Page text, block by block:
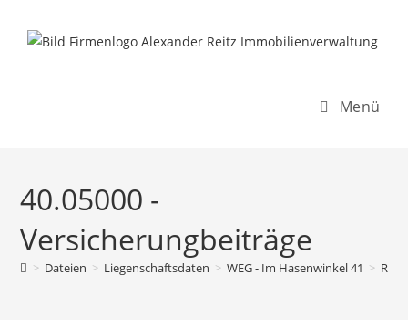
Inhalt
Menü
40.05000 -
Versicherungbeiträge
> Dateien > Liegenschaftsdaten > WEG - Im Hasenwinkel 41 >